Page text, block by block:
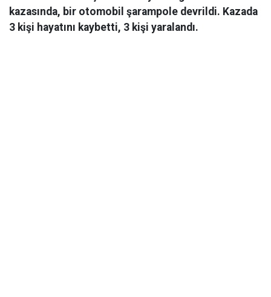
kazasında, bir otomobil şarampole devrildi. Kazada
3 kişi hayatını kaybetti, 3 kişi yaralandı.